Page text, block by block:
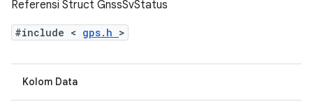
Referensi Struct GnssSvStatus
#include < gps.h >
Kolom Data